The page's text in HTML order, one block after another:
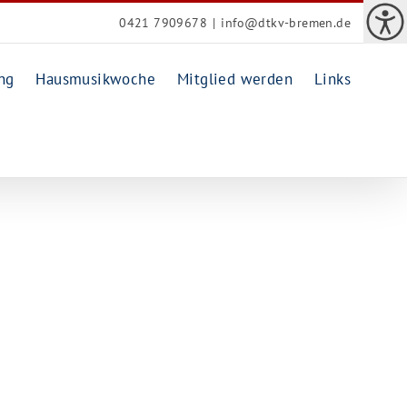
0421 7909678 | info@dtkv-bremen.de
Hausmusikwoche Mitglied werden Links